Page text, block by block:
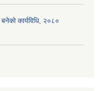
कार्यविधि, २०८०